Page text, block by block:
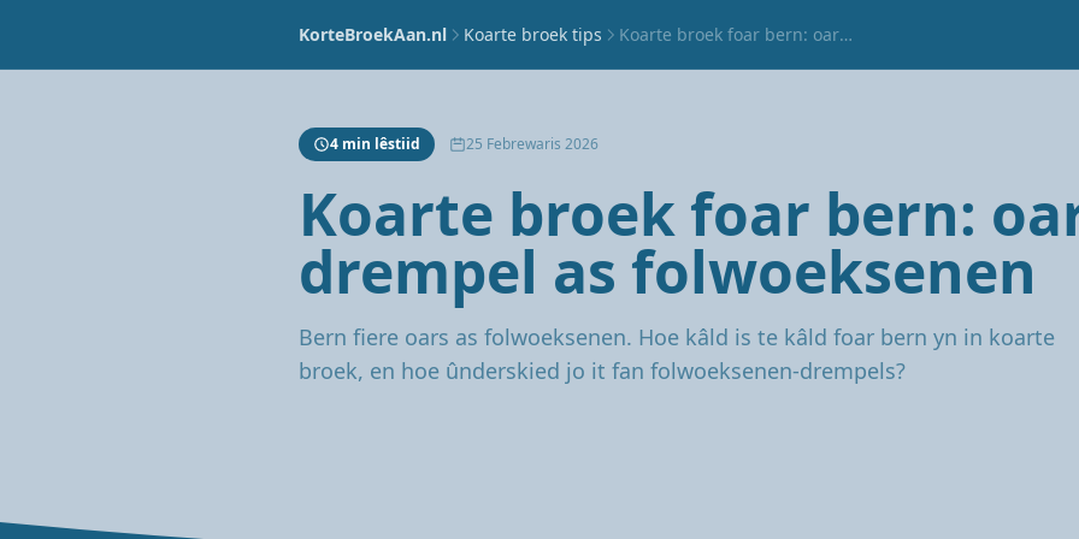
KorteBroekAan.nl Koarte broek tips Koarte broek foar bern: oare drempel as folwoeksenen
4 min lêstiid 25 Febrewaris 2026
Koarte broek foar bern:
drempel as folwoeksenen
Bern fiere oars as folwoeksenen. Hoe kâld is te kâld foar bern yn in koarte
broek, en hoe ûnderskied jo it fan folwoeksenen-drempels?